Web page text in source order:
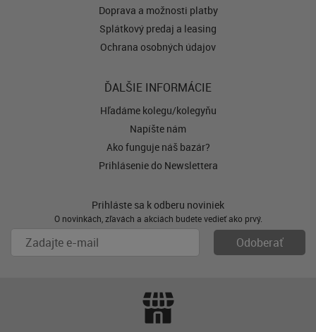
Doprava a možnosti platby
Splátkový predaj a leasing
Ochrana osobných údajov
ĎALŠIE INFORMÁCIE
Hľadáme kolegu/kolegyňu
Napíšte nám
Ako funguje náš bazár?
Prihlásenie do Newslettera
Prihláste sa k odberu noviniek
O novinkách, zľavách a akciách budete vedieť ako prvý.